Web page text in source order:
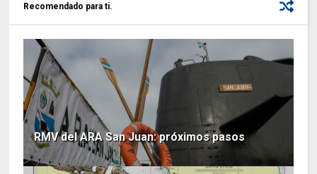
Recomendado para ti.
RMV del ARA San Juan: próximos pasos